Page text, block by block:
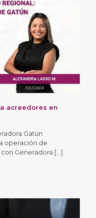
acreedores en
Gatún
operación de
Generadora […]